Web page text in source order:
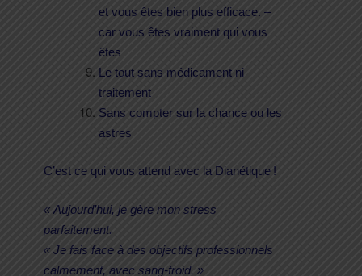
et vous êtes bien plus efficace. –
car vous êtes vraiment qui vous
êtes
Le tout sans médicament ni
traitement
Sans compter sur la chance ou les
astres
C’est ce qui vous attend avec la Dianétique !
« Aujourd’hui, je gère mon stress
parfaitement.
« Je fais face à des objectifs professionnels
calmement, avec sang-froid. »